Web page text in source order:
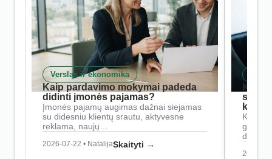
Verslas ir ekonomika
Kaip pardavimo mokymai padeda
didinti įmonės pajamas?
Įmonės pajamų augimas dažnai siejamas
su didesniu klientų srautu, aktyvesne
reklama, naujų…
2026-07-22 • NatalijaSkaityti →
Kaip
2026-